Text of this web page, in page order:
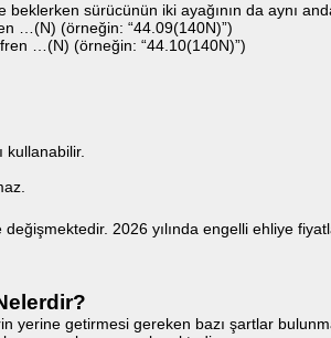
sürücünün iki ayağının da aynı
…(N) (örneğin: “44.09(140N)”)
…(N) (örneğin: “44.10(140N)”)
2026 yılında engelli ehliye
yerine getirmesi gereken bazı şartlar